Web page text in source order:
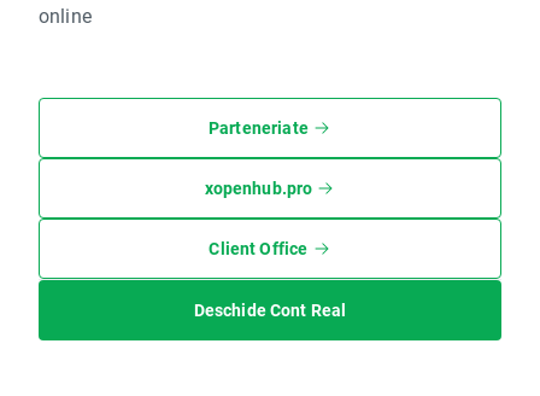
online
Parteneriate
xopenhub.pro
Client Office
Deschide Cont Real